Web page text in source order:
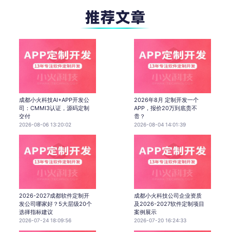
成都小火科技AI+APP开发公
司：CMMI3认证，源码定制
交付
2026-08-06 13:20:02
2026年8月 定制开发一个
APP，报价20万到底贵不
贵？
2026-08-04 14:01:39
2026-2027成都软件定制开
发公司哪家好？5大层级20个
选择指标建议
2026-07-24 18:09:56
成都小火科技公司企业资质
及2026-2027软件定制项目
案例展示
2026-07-20 16:24:33